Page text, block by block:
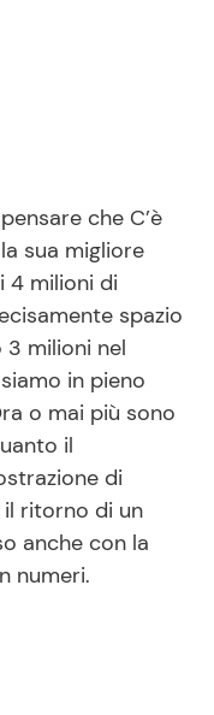
che C’è
sua migliore
4 milioni di
spazio
milioni nel
in pieno
o mai più sono
il
di
il ritorno di un
anche con la
numeri.